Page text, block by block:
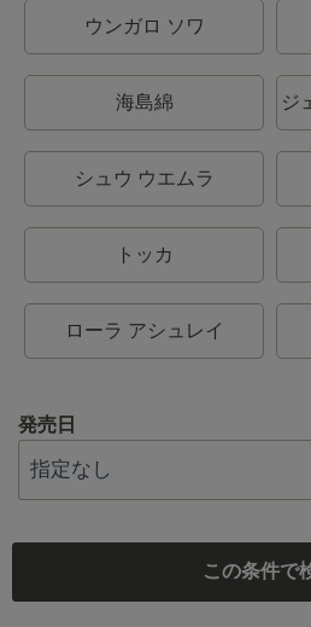
ウンガロ ソワ
海島綿 ジ
シュウ ウエムラ
トッカ
ローラ アシュレイ
発売日
この条件で